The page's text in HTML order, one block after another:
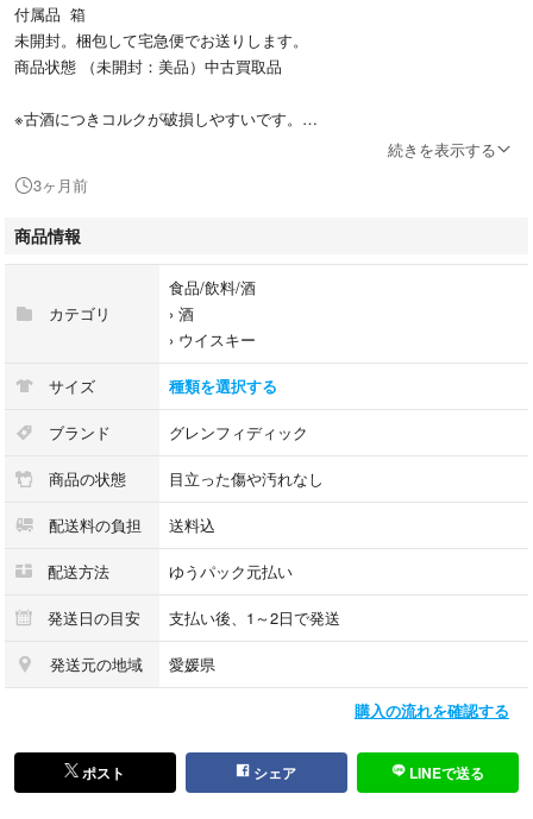
付属品 箱
未開封。梱包して宅急便でお送りします。
商品状態 （未開封：美品）中古買取品
※古酒につきコルクが破損しやすいです。
★お酒ですので20歳以上の方のみご入札ください。
梱包して宅急便にて発送させていただきます。
関東～関西・中四国・九州へは送料無料です。
※東北・北海道沖縄へは別途送料かかります。
送料を加えた料金に変更して再度出品しますので一度お問い合わせくだ
そのままご注文された場合は一旦キャンセルさせていただきお客様専用
にて再出品しますので再度ご注文をお願いします。
日時指定が出来ます。2週間以上は指定できません。
関西中四国は翌日午前～
関東・九州・中部は翌日午後～
東北へは翌々日午前～※送料別途かかります
北海道沖縄へは翌々日午後～（船便の場合確認必要です）※送料別途かか
ります
※こちらの都合で同梱する場合がございますが他の送料がかかる商品の同
梱はお断りします。
匿名発送はできません。
続きを表示する
3ヶ月前
商品情報
カテゴリ
食品/飲料/酒
› 酒
› ウイスキー
サイズ 種類を選択する
ブランド グレンフィディック
商品の状態 目立った傷や汚れなし
配送料の負担 送料込
配送方法 ゆうパック元払い
発送日の目安 支払い後、1～2日で発送
発送元の地域 愛媛県
購入の流れを確認する
ポスト シェア LINEで送る